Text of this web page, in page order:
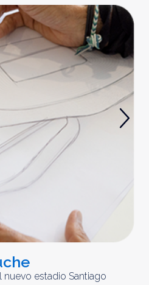
estadio Santiago